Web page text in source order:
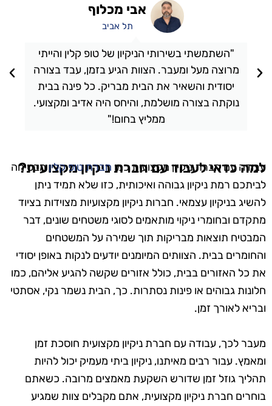
"השתמשתי בשירותי הניקיון של טופ קלין והייתי
מרוצה מעל ומעבר. הצוות הגיע בזמן, עבד בצורה
יסודית והשאיר את הבית מבריק. כל פינה בבית
נוקתה בצורה מושלמת, והיחס היה אדיב ומקצועי.
ממליץ בחום!"
אבי מכלוף
תל אביב
למה כדאי לעבוד עם חברת ניקיון מקצועית?
עבודה עם חברת ניקיון מקצועית כמו חברת טופ קליןמבטיחה
לביתכם רמת ניקיון גבוהה ואיכותית, כזו שלא תמיד ניתן
להשיג בניקיון עצמאי. חברות ניקיון מקצועיות מצוידות בציוד
מתקדם ובחומרי ניקוי מותאמים לסוגי משטחים שונים, דבר
המבטיח תוצאות מבריקות תוך שמירה על המשטחים
והחומרים בבית. הצוותים המיומנים יודעים לנקות באופן יסודי
את כל האזורים בבית, כולל אזורים שקשה להגיע אליהם, כמו
חלונות גבוהים או פינות נסתרות. כך, הבית נשמר נקי, אסתטי
ובריא לאורך זמן.
מעבר לכך, עבודה עם חברת ניקיון מקצועית חוסכת זמן
ומאמץ. עבור רבים מאיתנו, ניקיון ביתי מעמיק יכול להיות
תהליך גוזל זמן שדורש השקעת מאמצים מרובה. כשאתם
בוחרים חברת ניקיון מקצועית, אתם מקבלים צוות שמגיע